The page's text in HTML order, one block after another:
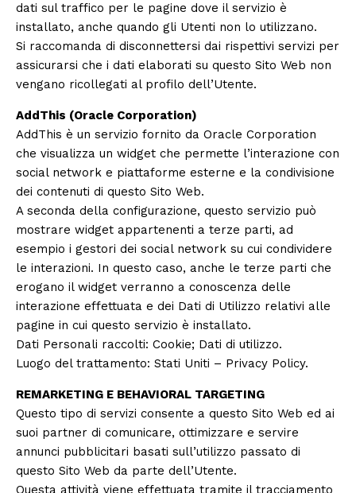
dati sul traffico per le pagine dove il servizio è
installato, anche quando gli Utenti non lo utilizzano.
Si raccomanda di disconnettersi dai rispettivi servizi per
assicurarsi che i dati elaborati su questo Sito Web non
vengano ricollegati al profilo dell’Utente.
AddThis (Oracle Corporation)
AddThis è un servizio fornito da Oracle Corporation
che visualizza un widget che permette l’interazione con
social network e piattaforme esterne e la condivisione
dei contenuti di questo Sito Web.
A seconda della configurazione, questo servizio può
mostrare widget appartenenti a terze parti, ad
esempio i gestori dei social network su cui condividere
le interazioni. In questo caso, anche le terze parti che
erogano il widget verranno a conoscenza delle
interazione effettuata e dei Dati di Utilizzo relativi alle
pagine in cui questo servizio è installato.
Dati Personali raccolti: Cookie; Dati di utilizzo.
Luogo del trattamento: Stati Uniti – Privacy Policy.
REMARKETING E BEHAVIORAL TARGETING
Questo tipo di servizi consente a questo Sito Web ed ai
suoi partner di comunicare, ottimizzare e servire
annunci pubblicitari basati sull’utilizzo passato di
questo Sito Web da parte dell’Utente.
Questa attività viene effettuata tramite il tracciamento